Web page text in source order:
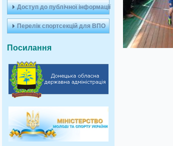
Доступ до публічної інформації
Перелік спортсекцій для ВПО
Посилання